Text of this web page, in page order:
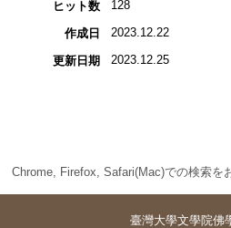
ヒット数
128
作成日 2023.12.22
更新日期 2023.12.25
Chrome, Firefox, Safari(Mac)での検索を
臺灣大學文學院佛